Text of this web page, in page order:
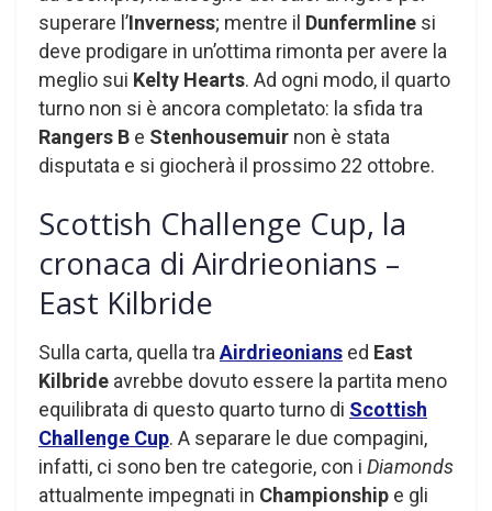
superare l’Inverness; mentre il Dunfermline si
deve prodigare in un’ottima rimonta per avere la
meglio sui Kelty Hearts. Ad ogni modo, il quarto
turno non si è ancora completato: la sfida tra
Rangers B e Stenhousemuir non è stata
disputata e si giocherà il prossimo 22 ottobre.
Scottish Challenge Cup, la
cronaca di Airdrieonians –
East Kilbride
Sulla carta, quella tra Airdrieonians ed East
Kilbride avrebbe dovuto essere la partita meno
equilibrata di questo quarto turno di Scottish
Challenge Cup. A separare le due compagini,
infatti, ci sono ben tre categorie, con i Diamonds
attualmente impegnati in Championship e gli